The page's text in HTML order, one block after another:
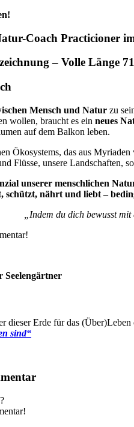
Coach Practicioner
– Volle Länge
Mensch und Natur zu
wollen, braucht es ein neues
auf dem Balkon leben.
Ökosystems, das aus
Flüsse, unsere Landschaften,
unserer menschlichen
nährt und liebt –
„Indem du dich bewusst
Seelengärtner
dieser Erde für das
sind“